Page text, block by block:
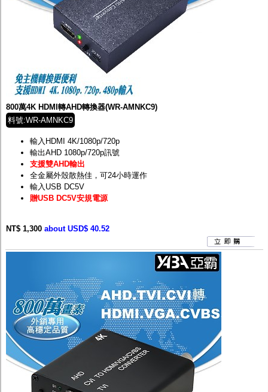
800萬4K HDMI轉AHD轉換器(WR-AMNKC9)
料號:WR-AMNKC9
輸入HDMI 4K/1080p/720p
輸出AHD 1080p/720p訊號
支援雙AHD輸出
全金屬外殼散熱佳，可24小時運作
輸入USB DC5V
贈USB DC5V安規電源
NT$ 1,300 about USD$ 40.52